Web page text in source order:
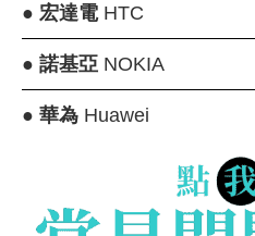
● 宏達電HTC
● 諾基亞NOKIA
● 華為Huawei